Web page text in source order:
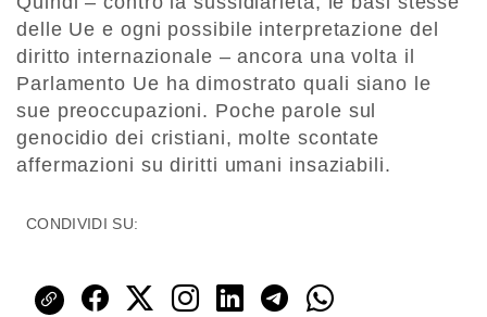
delle Ue e ogni possibile interpretazione del
diritto internazionale – ancora una volta il
Parlamento Ue ha dimostrato quali siano le
sue preoccupazioni. Poche parole sul
genocidio dei cristiani, molte scontate
affermazioni su diritti umani insaziabili.
CONDIVIDI SU: